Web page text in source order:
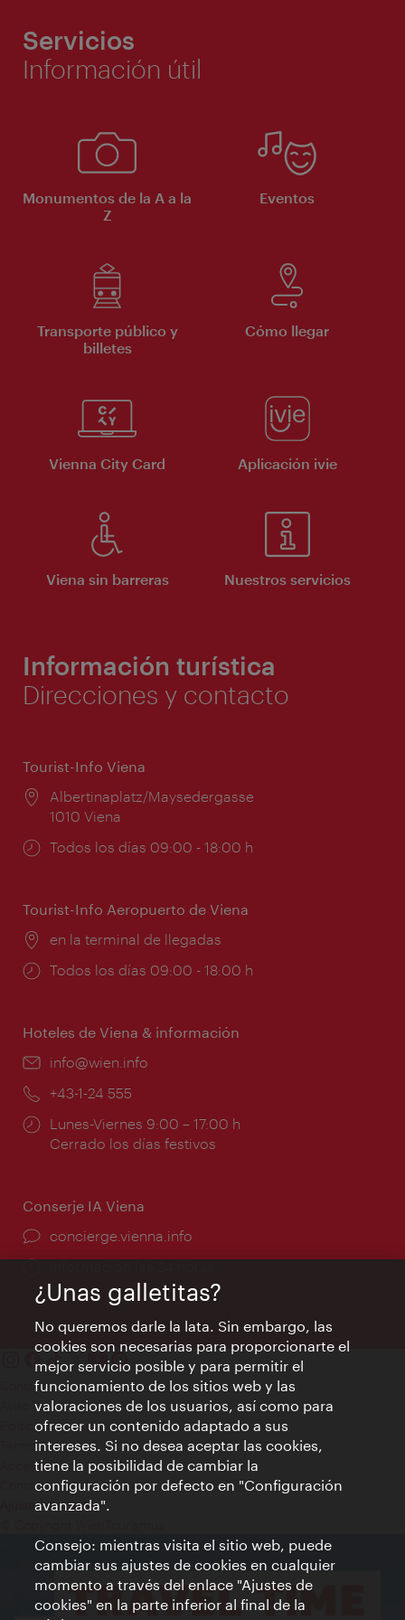
Servicios
Información útil
Monumentos de la A a la
Z
Eventos
Transporte público y
billetes
Cómo llegar
Vienna City Card Aplicación ivie
Viena sin barreras Nuestros servicios
Información turística
Direcciones y contacto
Tourist-Info Viena
Lugar:
Albertinaplatz/Maysedergasse
1010 Viena
Horarios
Todos los días 09:00 - 18:00 h
Tourist-Info Aeropuerto de Viena
Lugar:
en la terminal de llegadas
Horarios
Todos los días 09:00 - 18:00 h
Hoteles de Viena & información
e-
info@wien.info
Teléfono:
+43-1-24 555
Horarios
de
Lunes-Viernes 9:00 – 17:00 h
Cerrado los días festivos
Conserje IA Viena
concierge.vienna.info
Contacto
Aviso legal
Política de privacidad de datos
Terms of Use
Accesibilidad
Contacto para la prensa
Ajustes de cookie
¿Unas galletitas?
No queremos darle la lata. Sin embargo, las
cookies son necesarias para proporcionarte el
mejor servicio posible y para permitir el
funcionamiento de los sitios web y las
valoraciones de los usuarios, así como para
ofrecer un contenido adaptado a sus
intereses. Si no desea aceptar las cookies,
tiene la posibilidad de cambiar la
configuración por defecto en "Configuración
avanzada".
Consejo: mientras visita el sitio web, puede
cambiar sus ajustes de cookies en cualquier
momento a través del enlace "Ajustes de
cookies" en la parte inferior al final de la